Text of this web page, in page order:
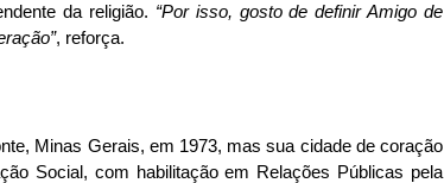
da religião. “Por isso, gosto de definir Amigo de
, reforça.
Minas Gerais, em 1973, mas sua cidade de coração
Social, com habilitação em Relações Públicas pela